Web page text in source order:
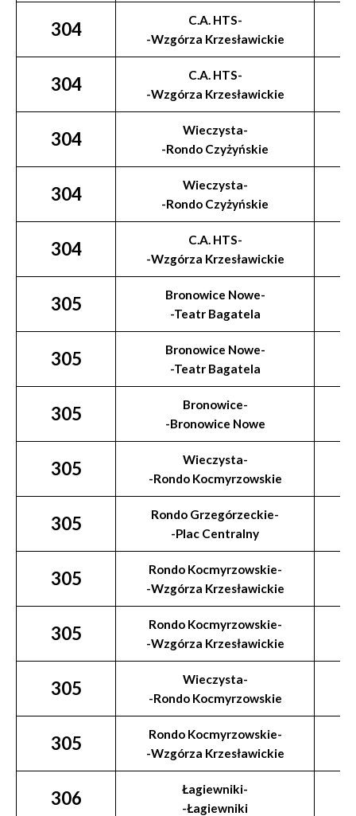
304
C.A. HTS-
-Wzgórza Krzesławickie
304
C.A. HTS-
-Wzgórza Krzesławickie
304
Wieczysta-
-Rondo Czyżyńskie
304
Wieczysta-
-Rondo Czyżyńskie
304
C.A. HTS-
-Wzgórza Krzesławickie
305
Bronowice Nowe-
-Teatr Bagatela
305
Bronowice Nowe-
-Teatr Bagatela
305
Bronowice-
-Bronowice Nowe
305
Wieczysta-
-Rondo Kocmyrzowskie
305
Rondo Grzegórzeckie-
-Plac Centralny
305
Rondo Kocmyrzowskie-
-Wzgórza Krzesławickie
305
Rondo Kocmyrzowskie-
-Wzgórza Krzesławickie
305
Wieczysta-
-Rondo Kocmyrzowskie
305
Rondo Kocmyrzowskie-
-Wzgórza Krzesławickie
306
Łagiewniki-
-Łagiewniki